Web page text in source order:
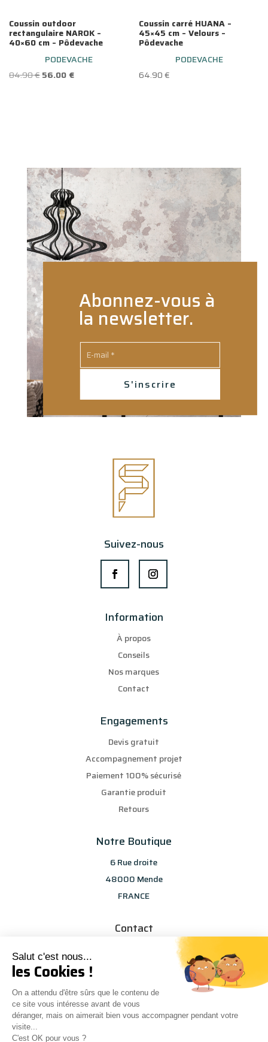
Salut c'est nous...
les Cookies !
On a attendu d'être sûrs que le contenu de
ce site vous intéresse avant de vous
déranger, mais on aimerait bien vous accompagner pendant votre
visite...
C'est OK pour vous ?
Coussin outdoor
rectangulaire NAROK –
40×60 cm – Pôdevache
PODEVACHE
84.90€Le
56.00 €Le
Coussin carré HUANA –
45×45 cm – Velours –
Pôdevache
PODEVACHE
64.90€
Abonnez-vous à
la newsletter.
S'inscrire
Suivez-nous
Information
À propos
Conseils
Nos marques
Contact
Engagements
Devis gratuit
Accompagnement projet
Paiement 100% sécurisé
Garantie produit
Retours
Notre Boutique
6 Rue droite
48000 Mende
FRANCE
Contact
info@les-selections-sandp.fr